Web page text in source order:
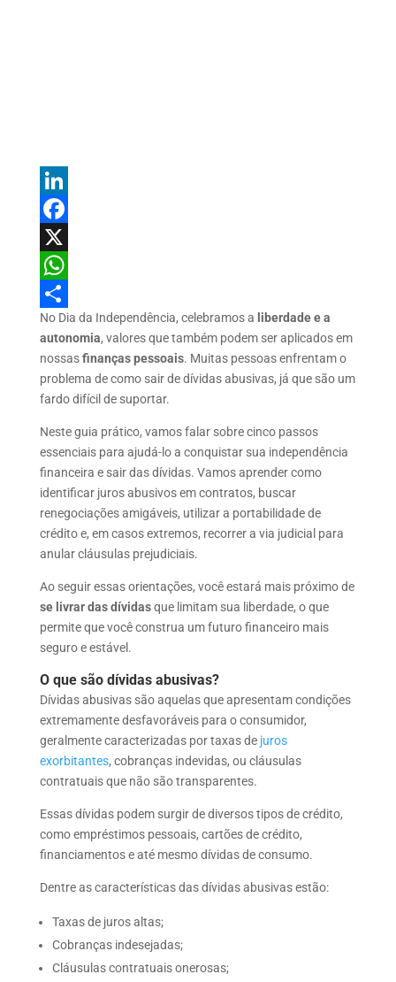
L
n
k
e
I
n
a
c
e
o
o
k
X
W
h
t
s
A
p
S
a
r
e
No Dia da Independência, celebramos a liberdade e a
autonomia, valores que também podem ser aplicados em
nossasfinanças pessoais. Muitas pessoas enfrentam o
problema de como sair de dívidas abusivas, já que são um
fardo difícil de suportar.
Neste guia prático, vamos falar sobre cinco passos
essenciais para ajudá-lo a conquistar sua independência
financeira e sair das dívidas. Vamos aprender como
identificar juros abusivos em contratos, buscar
renegociações amigáveis, utilizar a portabilidade de
crédito e, em casos extremos, recorrer a via judicial para
anular cláusulas prejudiciais.
Ao seguir essas orientações, você estará mais próximo de
se livrar das dívidasque limitam sua liberdade, o que
permite que você construa um futuro financeiro mais
seguro e estável.
O que são dívidas abusivas?
Dívidas abusivas são aquelas que apresentam condições
extremamente desfavoráveis para o consumidor,
geralmente caracterizadas por taxas de juros
exorbitantes, cobranças indevidas, ou cláusulas
contratuais que não são transparentes.
Essas dívidas podem surgir de diversos tipos de crédito,
como empréstimos pessoais, cartões de crédito,
financiamentos e até mesmo dívidas de consumo.
Dentre as características das dívidas abusivas estão:
Taxas de juros altas;
Cobranças indesejadas;
Cláusulas contratuais onerosas;